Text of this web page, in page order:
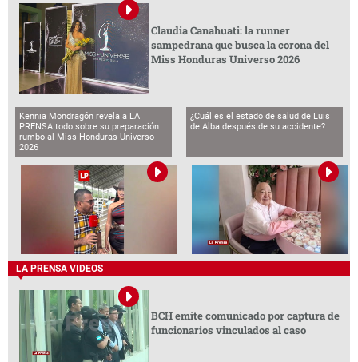
Claudia Canahuati: la runner
sampedrana que busca la corona del
Miss Honduras Universo 2026
Kennia Mondragón revela a LA
PRENSA todo sobre su preparación
rumbo al Miss Honduras Universo
2026
¿Cuál es el estado de salud de Luis
de Alba después de su accidente?
LA PRENSA VIDEOS
BCH emite comunicado por captura de
funcionarios vinculados al caso